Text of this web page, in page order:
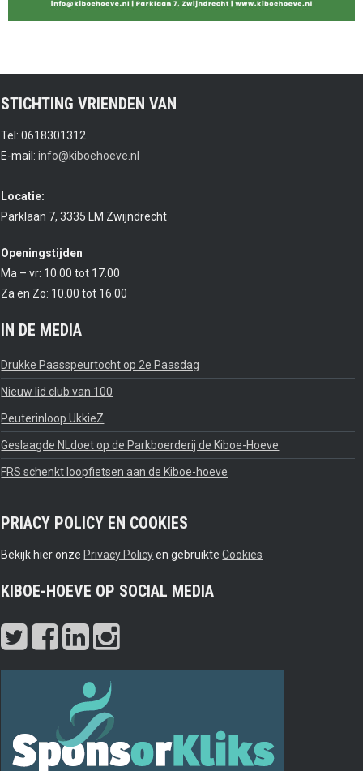
STICHTING VRIENDEN VAN
Tel: 0618301312
E-mail:info@kiboehoeve.nl
Locatie:
Parklaan 7, 3335 LM Zwijndrecht
Openingstijden
Ma – vr: 10.00 tot 17.00
Za en Zo: 10.00 tot 16.00
IN DE MEDIA
Drukke Paasspeurtocht op 2e Paasdag
Nieuw lid club van 100
Peuterinloop UkkieZ
Geslaagde NLdoet op de Parkboerderij de Kiboe-Hoeve
FRS schenkt loopfietsen aan de Kiboe-hoeve
PRIACY POLICY EN COOKIES
Bekijk hier onze Privacy Policyen gebruikteCookies
KIBOE-HOEVE OP SOCIAL MEDIA